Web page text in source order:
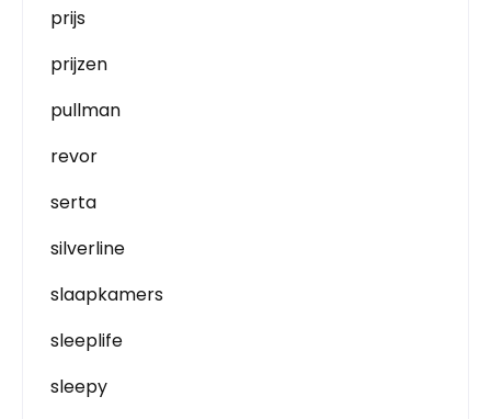
prijs
prijzen
pullman
revor
serta
silverline
slaapkamers
sleeplife
sleepy